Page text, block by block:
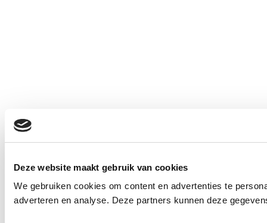
Deze website maakt gebruik van cookies
We gebruiken cookies om content en advertenties te
adverteren en analyse. Deze partners kunnen deze